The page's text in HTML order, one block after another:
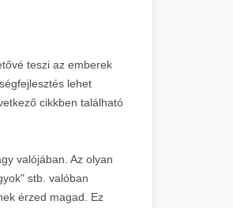
teszi az emberek
lehet
cikkben található
valójában. Az olyan
stb. valóban
érzed magad. Ez